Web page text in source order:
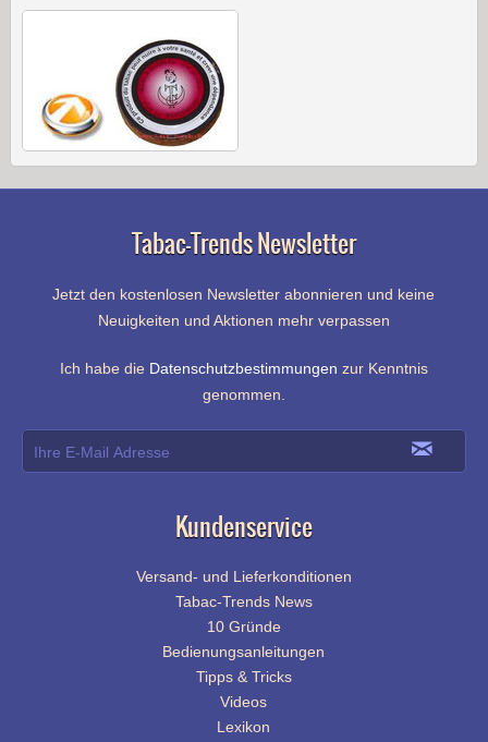
Tabac-Trends Newsletter
Jetzt den kostenlosen Newsletter abonnieren und keine
Neuigkeiten und Aktionen mehr verpassen
Ich habe die Datenschutzbestimmungen zur Kenntnis
genommen.
Kundenservice
Versand- und Lieferkonditionen
Tabac-Trends News
10 Gründe
Bedienungsanleitungen
Tipps & Tricks
Videos
Lexikon